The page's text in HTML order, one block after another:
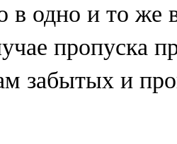
в одно и то же
пропуска
забытых и